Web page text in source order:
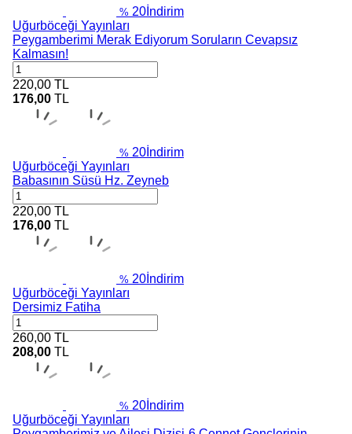
% 20 İndirim
Uğurböceği Yayınları
Peygamberimi Merak Ediyorum Soruların Cevapsız
Kalmasın!
220,00 TL
176,00 TL
% 20 İndirim
Uğurböceği Yayınları
Babasının Süsü Hz. Zeyneb
220,00 TL
176,00 TL
% 20 İndirim
Uğurböceği Yayınları
Dersimiz Fatiha
260,00 TL
208,00 TL
% 20 İndirim
Uğurböceği Yayınları